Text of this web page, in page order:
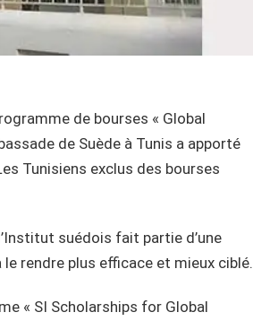
de bourses « Global
de Suède à Tunis a apporté
Tunisiens exclus des bourses
suédois fait partie d’une
rendre plus efficace et mieux ciblé.
« SI Scholarships for Global